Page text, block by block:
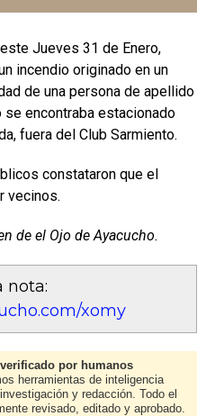
Jueves 31 de Enero,
incendio originado en un
de una persona de apellido
encontraba estacionado
fuera del Club Sarmiento.
constataron que el
vecinos.
de el Ojo de Ayacucho.
nota:
xomy
por humanos
herramientas de inteligencia
y redacción. Todo el
revisado, editado y aprobado.